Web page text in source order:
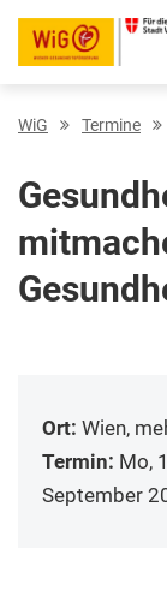
WiG Termine
Ort: Wien,
Termin: Mo,
September